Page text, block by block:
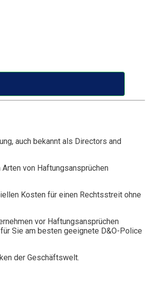
auch bekannt als Directors and
von Haftungsansprüchen
Kosten für einen Rechtsstreit ohne
vor Haftungsansprüchen
Sie am besten geeignete D&O-Police
der Geschäftswelt.